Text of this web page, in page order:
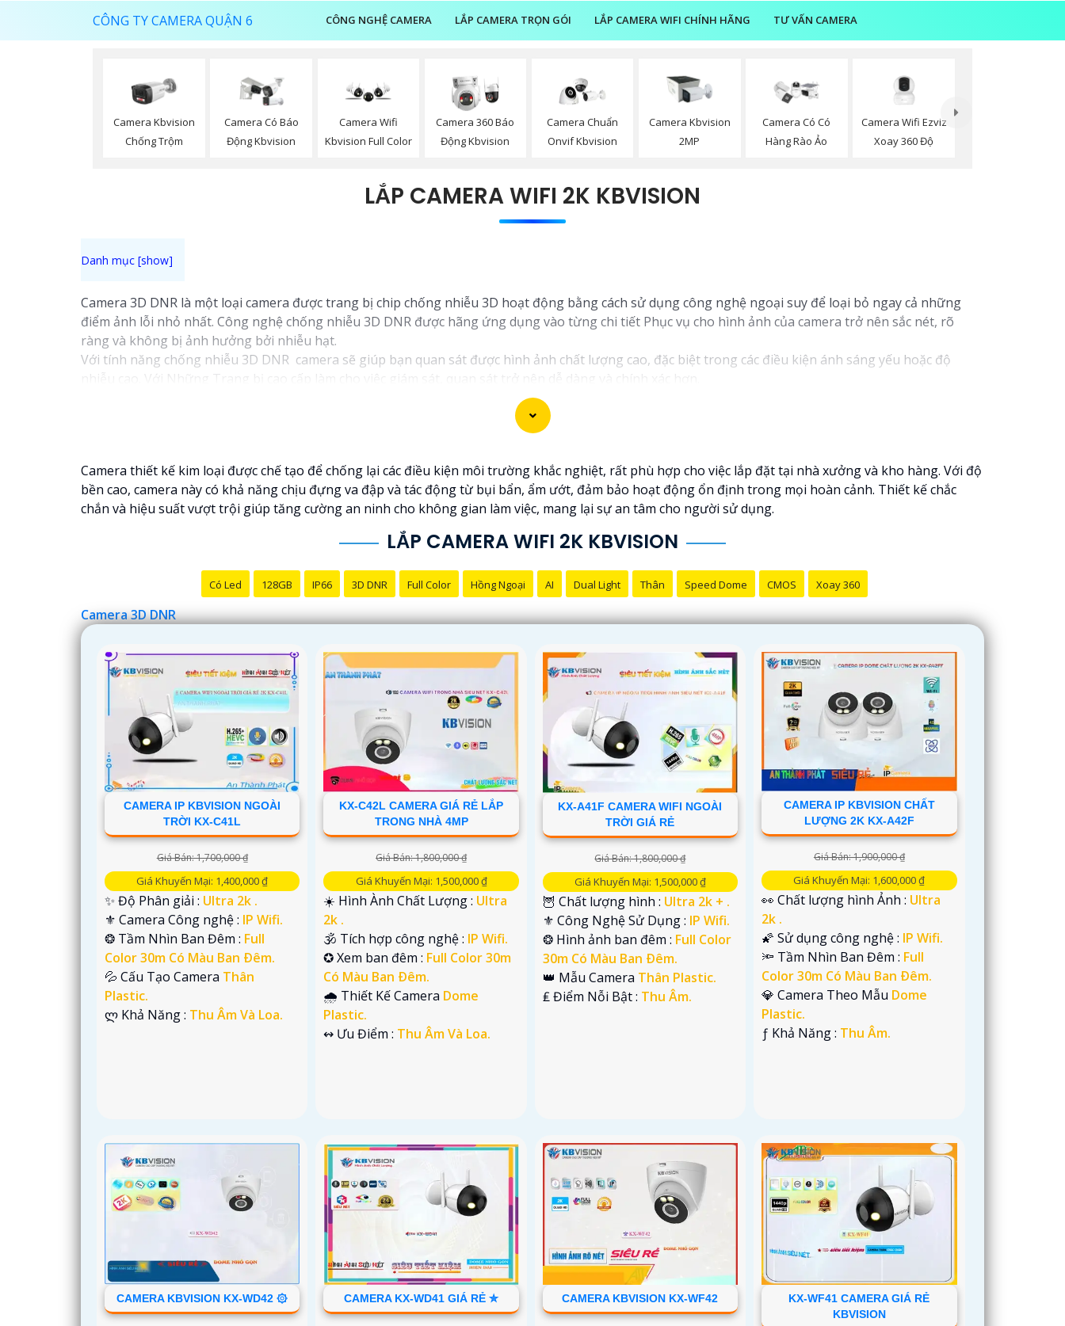
CÔNG TY CAMERA QUẬN 6 CÔNG NGHỆ CAMERA LẮP CAMERA TRỌN GÓI LẮP CAMERA WIFI CHÍNH HÃNG TƯ VẤN CAMERA
Camera Kbvision
Chống Trộm
Camera Có Báo
Động Kbvision
Camera Wifi
Kbvision Full Color
Camera 360 Báo
Động Kbvision
Camera Chuẩn
Onvif Kbvision
Camera Kbvision
2MP
Camera Có Có
Hàng Rào Ảo
Camera Wifi Ezviz
Xoay 360 Độ
LẮP CAMERA WIFI 2K KBVISION
Camera 3D DNR là một loại camera được trang bị chip chống nhiễu 3D hoạt động bằng cách sử dụng công nghệ ngoại suy để loại bỏ ngay cả những
điểm ảnh lỗi nhỏ nhất. Công nghệ chống nhiễu 3D DNR được hãng ứng dụng vào từng chi tiết Phục vụ cho hình ảnh của camera trở nên sắc nét, rõ
ràng và không bị ảnh hưởng bởi nhiễu hạt.
Với tính năng chống nhiễu 3D DNR camera sẽ giúp bạn quan sát được hình ảnh chất lượng cao, đặc biệt trong các điều kiện ánh sáng yếu hoặc độ
nhiễu cao. Với Những Trang bị cao cấp làm cho việc giám sát, quan sát trở nên dễ dàng và chính xác hơn.
Camera thiết kế kim loại được chế tạo để chống lại các điều kiện môi trường khắc nghiệt, rất phù hợp cho việc lắp đặt tại nhà xưởng và kho hàng. Với độ
bền cao, camera này có khả năng chịu đựng va đập và tác động từ bụi bẩn, ẩm ướt, đảm bảo hoạt động ổn định trong mọi hoàn cảnh. Thiết kế chắc
chắn và hiệu suất vượt trội giúp tăng cường an ninh cho không gian làm việc, mang lại sự an tâm cho người sử dụng.
LẮP CAMERA WIFI 2K KBVISION
Có Led 128GB IP66 3D DNR Full Color Hồng Ngoại AI Dual Light Thân Speed Dome CMOS Xoay 360
Camera 3D DNR
CAMERA IP KBVISION NGOÀI
TRỜI KX-C41L
Giá Bán: 1,700,000 ₫
Giá Khuyến Mại: 1,400,000 ₫
✨ Độ Phân giải : Ultra 2k .
⚜️ Camera Công nghệ : IP Wifi.
❂ Tầm Nhìn Ban Đêm : Full
Color 30m Có Màu Ban Ðêm.
💦 Cấu Tạo Camera Thân
Plastic.
️ლ Khả Năng : Thu Âm Và Loa.
KX-C42L CAMERA GIÁ RẺ LẮP
TRONG NHÀ 4MP
Giá Bán: 1,800,000 ₫
Giá Khuyến Mại: 1,500,000 ₫
☀️ Hình Ành Chất Lượng : Ultra
2k .
🕉️ Tích hợp công nghệ : IP Wifi.
✪ Xem ban đêm : Full Color 30m
Có Màu Ban Ðêm.
🌧️ Thiết Kế Camera Dome
Plastic.
️↭ Ưu Điểm : Thu Âm Và Loa.
KX-A41F CAMERA WIFI NGOÀI
TRỜI GIÁ RẺ
Giá Bán: 1,800,000 ₫
Giá Khuyến Mại: 1,500,000 ₫
🦉 Chất lượng hình : Ultra 2k + .
⚜️ Công Nghệ Sử Dụng : IP Wifi.
❂ Hình ảnh ban đêm : Full Color
30m Có Màu Ban Ðêm.
👑 Mẫu Camera Thân Plastic.
️₤ Điểm Nỗi Bật : Thu Âm.
CAMERA IP KBVISION CHẤT
LƯỢNG 2K KX-A42F
Giá Bán: 1,900,000 ₫
Giá Khuyến Mại: 1,600,000 ₫
👀 Chất lượng hình Ảnh : Ultra
2k .
🌠 Sử dụng công nghệ : IP Wifi.
🔦 Tầm Nhìn Ban Đêm : Full
Color 30m Có Màu Ban Ðêm.
💎 Camera Theo Mẫu Dome
Plastic.
️ƒ Khả Năng : Thu Âm.
CAMERA KBVISION KX-WD42 ۞ CAMERA KX-WD41 GIÁ RẺ ✮ CAMERA KBVISION KX-WF42
KX-WF41 CAMERA GIÁ RẺ
KBVISION